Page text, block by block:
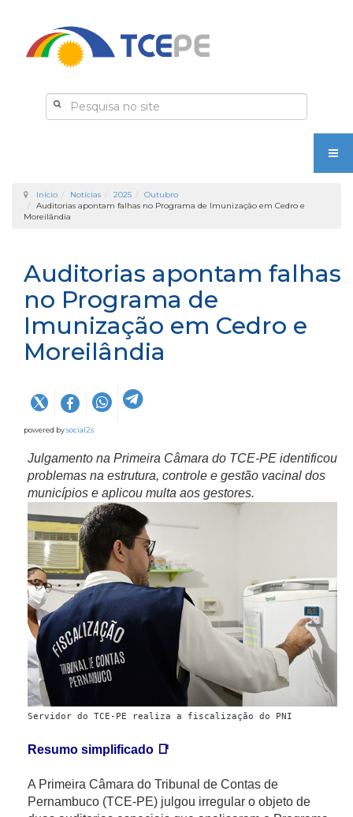
Início Notícias 2025
Outubro
Auditorias apontam falhas no Programa de Imunização em Cedro e
Moreilândia
Auditorias apontam falhas
no Programa de
Imunização em Cedro e
Moreilândia
powered bysocial2s
Julgamento na Primeira Câmara do TCE-PE identificou
problemas na estrutura, controle e gestão vacinal dos
municípios e aplicou multa aos gestores.
Servidor do TCE-PE realiza a fiscalização do PNI
Resumo simplificado 📑
A Primeira Câmara do Tribunal de Contas de
Pernambuco (TCE-PE) julgou irregular o objeto de